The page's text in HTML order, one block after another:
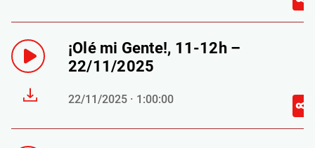
¡Olé mi Gente!, 11-12h –
22/11/2025
22/11/2025 · 1:00:00